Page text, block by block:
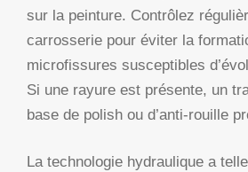
sur la peinture. Contrôlez
carrosserie pour éviter la
microfissures susceptibles
Si une rayure est présente, un
base de polish ou d’anti-rouille
La technologie hydraulique a